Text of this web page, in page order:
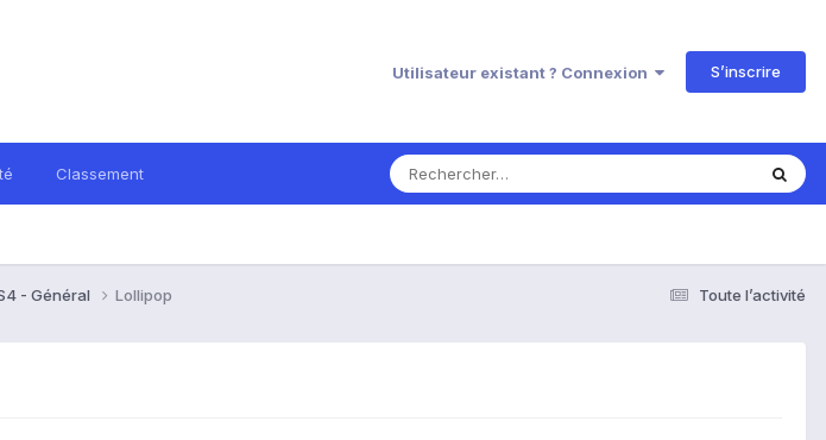
Utilisateur existant ? Connexion S’inscrire
Classement
Toute l’activité
- Général Lollipop